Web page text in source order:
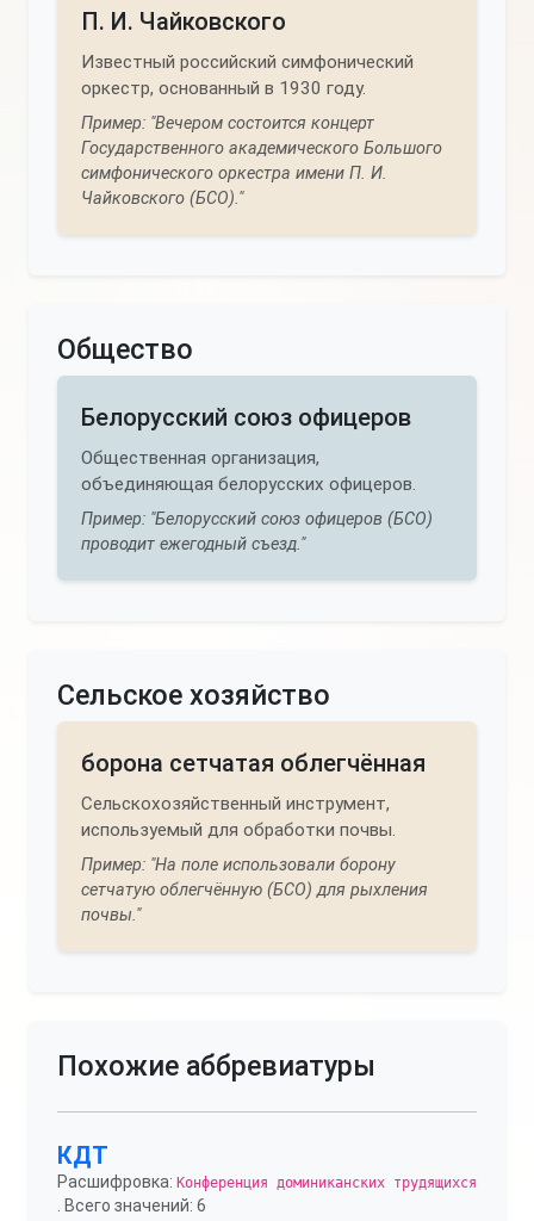
П. И. Чайковского
Известный российский симфонический
оркестр, основанный в 1930 году.
Пример: "Вечером состоится концерт
Государственного академического Большого
симфонического оркестра имени П. И.
Чайковского (БСО)."
Общество
Белорусский союз офицеров
Общественная организация,
объединяющая белорусских офицеров.
Пример: "Белорусский союз офицеров (БСО)
проводит ежегодный съезд."
Сельское хозяйство
борона сетчатая облегчённая
Сельскохозяйственный инструмент,
используемый для обработки почвы.
Пример: "На поле использовали борону
сетчатую облегчённую (БСО) для рыхления
почвы."
Похожие аббревиатуры
КДТ
Расшифровка: Конференция доминиканских трудящихся
. Всего значений: 6